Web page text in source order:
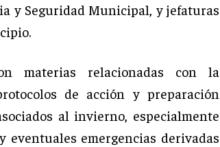
y Seguridad Municipal, y jefaturas
materias relacionadas con la
de acción y preparación
al invierno, especialmente
eventuales emergencias derivadas